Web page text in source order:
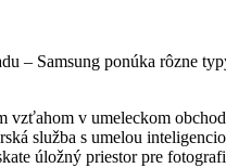
– Samsung ponúka rôzne
vzťahom v umeleckom
služba s umelou
úložný priestor pre